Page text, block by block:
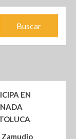
EN
Zamudio